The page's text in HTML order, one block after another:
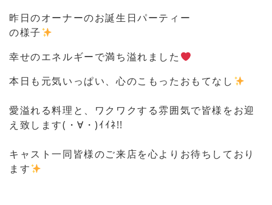
昨日のオーナーのお誕生日パーティー
の様子
幸せのエネルギーで満ち溢れました
本日も元気いっぱい、心のこもったおもてなし
愛溢れる料理と、ワクワクする雰囲気で皆様をお迎
え致します(・∀・)ｲｲﾈ!!
キャスト一同皆様のご来店を心よりお待ちしており
ます